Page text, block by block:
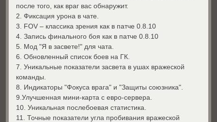
после того, как враг вас обнаружит.
2. Фиксация урона в чате.
3. FOV – классика зрения как в патче 0.8.10
4. Запись финального боя как в патче 0.8.10
5. Мод "Я в засвете!" для чата.
6. Обновленный список боев на ГК.
7. Уникальные показатели засвета в ушах вражеской
команды.
8. Индикаторы "Фокуса врага" и "Защиты союзника".
9.Улучшенная мини-карта с евро-сервера.
10. Уникальная послебоевая статистика.
11. Точные показатели угла пробивания вражеской